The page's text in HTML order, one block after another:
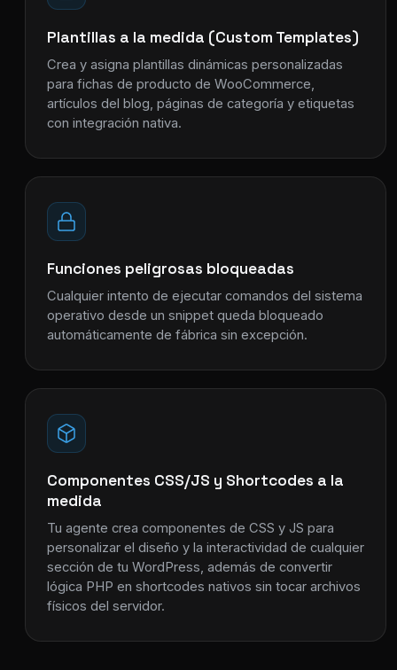
Plantillas a la medida (Custom Templates)
Crea y asigna plantillas dinámicas personalizadas
para fichas de producto de WooCommerce,
artículos del blog, páginas de categoría y etiquetas
con integración nativa.
Funciones peligrosas bloqueadas
Cualquier intento de ejecutar comandos del sistema
operativo desde un snippet queda bloqueado
automáticamente de fábrica sin excepción.
Componentes CSS/JS y Shortcodes a la
medida
Tu agente crea componentes de CSS y JS para
personalizar el diseño y la interactividad de cualquier
sección de tu WordPress, además de convertir
lógica PHP en shortcodes nativos sin tocar archivos
físicos del servidor.